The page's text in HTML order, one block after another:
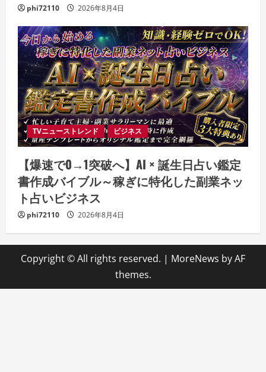
phi72110 2026年8月4日
TVニューストレンド ビジネス
【爆速で0→1突破へ】AI × 誕生日占い鑑定
書作成バイブル～稼ぎに特化した副業ネッ
ト占いビジネス
phi72110 2026年8月4日
Copyright © All rights reserved. | MoreNews by AF
themes.